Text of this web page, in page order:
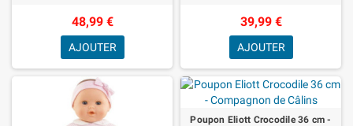
48,99 €
AJOUTER
39,99 €
AJOUTER
Poupon Eliott Crocodile 36 cm -